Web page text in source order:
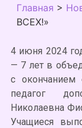
Главная >
ВСЕХ!»
4 июня 2024
— 7 лет в
с окончанием
педагог
Николаевна
Учащиеся